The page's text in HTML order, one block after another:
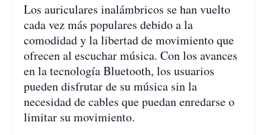
Los auriculares inalámbricos se han vuelto
cada vez más populares debido a la
comodidad y la libertad de movimiento que
ofrecen al escuchar música. Con los avances
en la tecnología Bluetooth, los usuarios
pueden disfrutar de su música sin la
necesidad de cables que puedan enredarse o
limitar su movimiento.